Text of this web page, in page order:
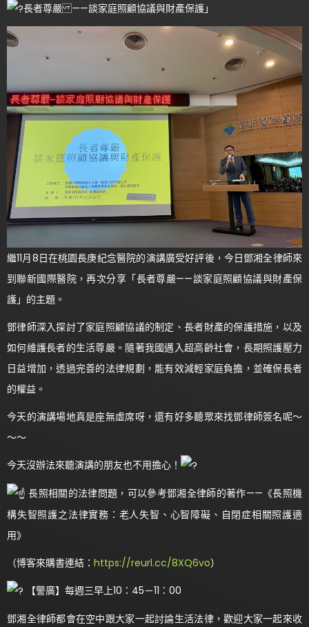
長者尊嚴 ——談家庭照顧協議與財產保護」‍
繼11月8日在桃園長庚紀念醫院的演講廣受好評後，今日鄧湘全律師來
到聯新國際醫院，再次分享「長者尊嚴——談家庭照顧協議與財產保
護」的主題。
鄧律師深入探討了家庭照顧協議的制定、長者財產的保護措施，以及
如何維護長者的生活尊嚴。隨著我國邁入超高齡社會，長期照護壓力
日益增加，透過完善的法律規劃，能有效減輕家庭負擔，並確保長者
的權益。
今天的演講場地真是座無虛席呀，還有好多聽眾來找鄧律師簽名呢～
～～
今天沒辦法來聽演講的朋友也不用擔心！
長照相關的法律問題，可以參考鄧湘全律師的著作——《長照機
構失智照護之法律實務：老人失智、心智障礙、自閉症相關照護適
用》
（博客來購書連結： https://reurl.cc/8XQ6vo）
【警廣】每週三早上10：45－11：00
鄧湘全律師都會在空中跟大家一起討論生活法律，歡迎大家一起來收